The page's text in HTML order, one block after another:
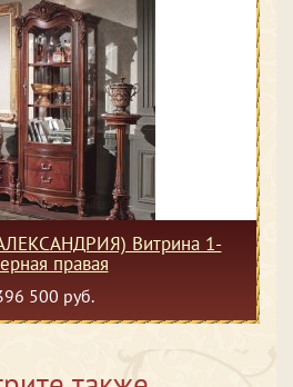
Витрина 1-
правая
500 руб.